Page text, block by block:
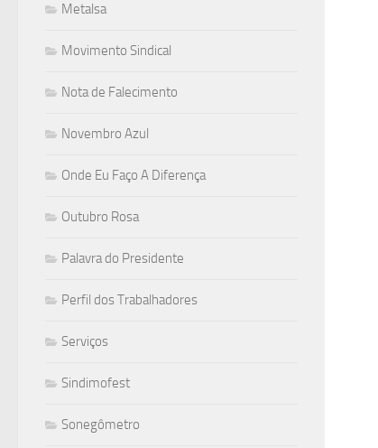
Metalsa
Movimento Sindical
Nota de Falecimento
Novembro Azul
Onde Eu Faço A Diferença
Outubro Rosa
Palavra do Presidente
Perfil dos Trabalhadores
Serviços
Sindimofest
Sonegômetro